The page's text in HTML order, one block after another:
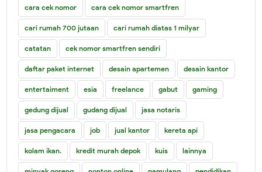
cara cek nomor cara cek nomor smartfren
cari rumah 700 jutaan cari rumah diatas 1 milyar
catatan cek nomor smartfren sendiri
daftar paket internet desain apartemen desain kantor
entertaiment esia freelance gabut gaming
gedung dijual gudang dijual jasa notaris
jasa pengacara job jual kantor kereta api
kolam ikan. kredit murah depok kuis lainnya